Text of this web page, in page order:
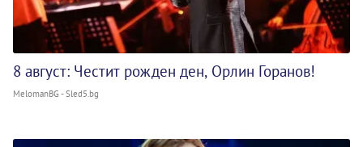
8 август: Честит рожден ден, Орлин Горанов!
MelomanBG - Sled5.bg